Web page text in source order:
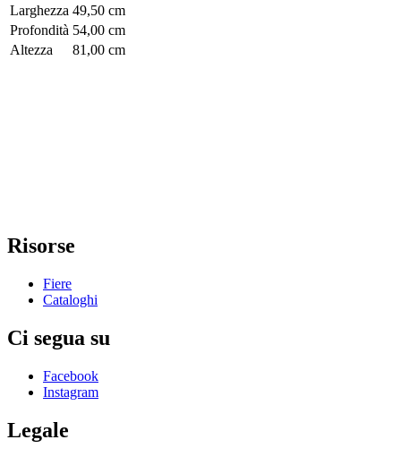
Larghezza 49,50 cm
Profondità 54,00 cm
Altezza
81,00 cm
Risorse
Fiere
Cataloghi
Ci segua su
Facebook
Instagram
Legale